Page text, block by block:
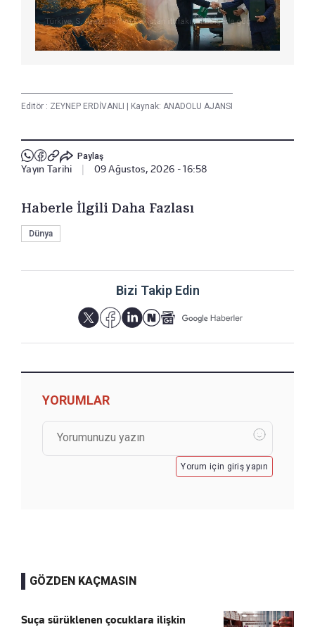
Editör : ZEYNEP ERDİVANLI | Kaynak: ANADOLU AJANSI
Paylaş
Yayın Tarihi 09 Ağustos, 2026 - 16:58
Haberle İlgili Daha Fazlası
Dünya
Bizi Takip Edin
YORUMLAR
Yorum için giriş yapın
GÖZDEN KAÇMASIN
Suça sürüklenen çocuklara ilişkin